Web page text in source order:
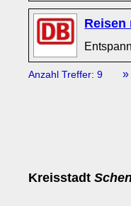
Reisen
Anzahl Treffer: 9 »
Kreisstadt